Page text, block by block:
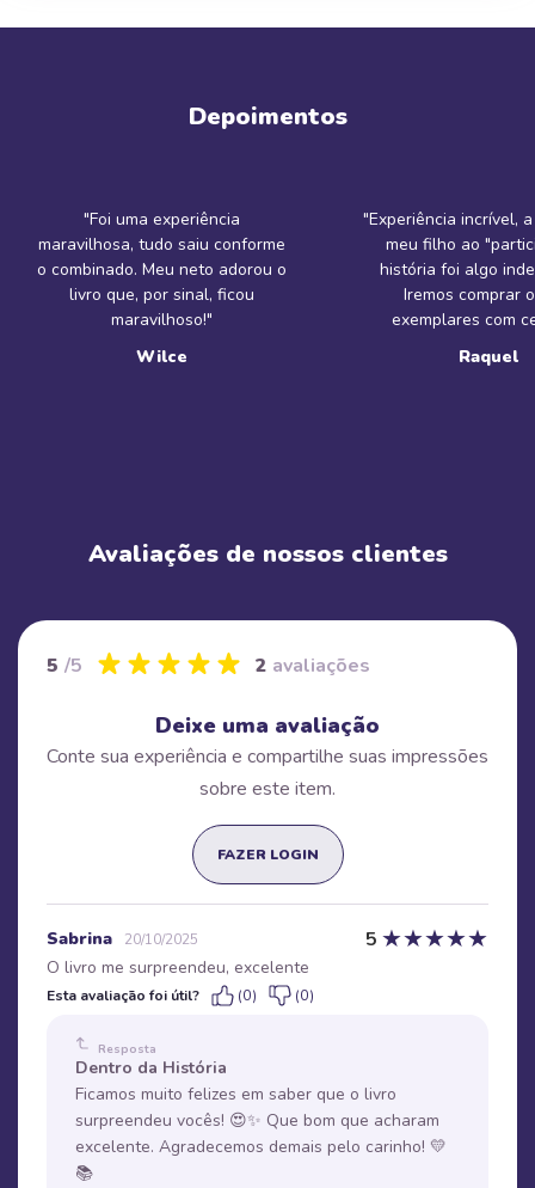
Depoimentos
"Foi uma experiência
maravilhosa, tudo saiu conforme
o combinado. Meu neto adorou o
livro que, por sinal, ficou
maravilhoso!"
Wilce
"Experiência incrível,
meu filho ao
história foi algo
Iremos comprar
exemplares com
Raquel
Avaliações de nossos clientes
5 /5 2 avaliações
Deixe uma avaliação
Conte sua experiência e compartilhe suas impressões
sobre este item.
FAZER LOGIN
Sabrina 20/10/2025 5 ★★★★★
O livro me surpreendeu, excelente
Esta avaliação foi útil? (0) (0)
Resposta
Dentro da História
Ficamos muito felizes em saber que o livro
surpreendeu vocês! 😍✨ Que bom que acharam
excelente. Agradecemos demais pelo carinho! 💛
📚